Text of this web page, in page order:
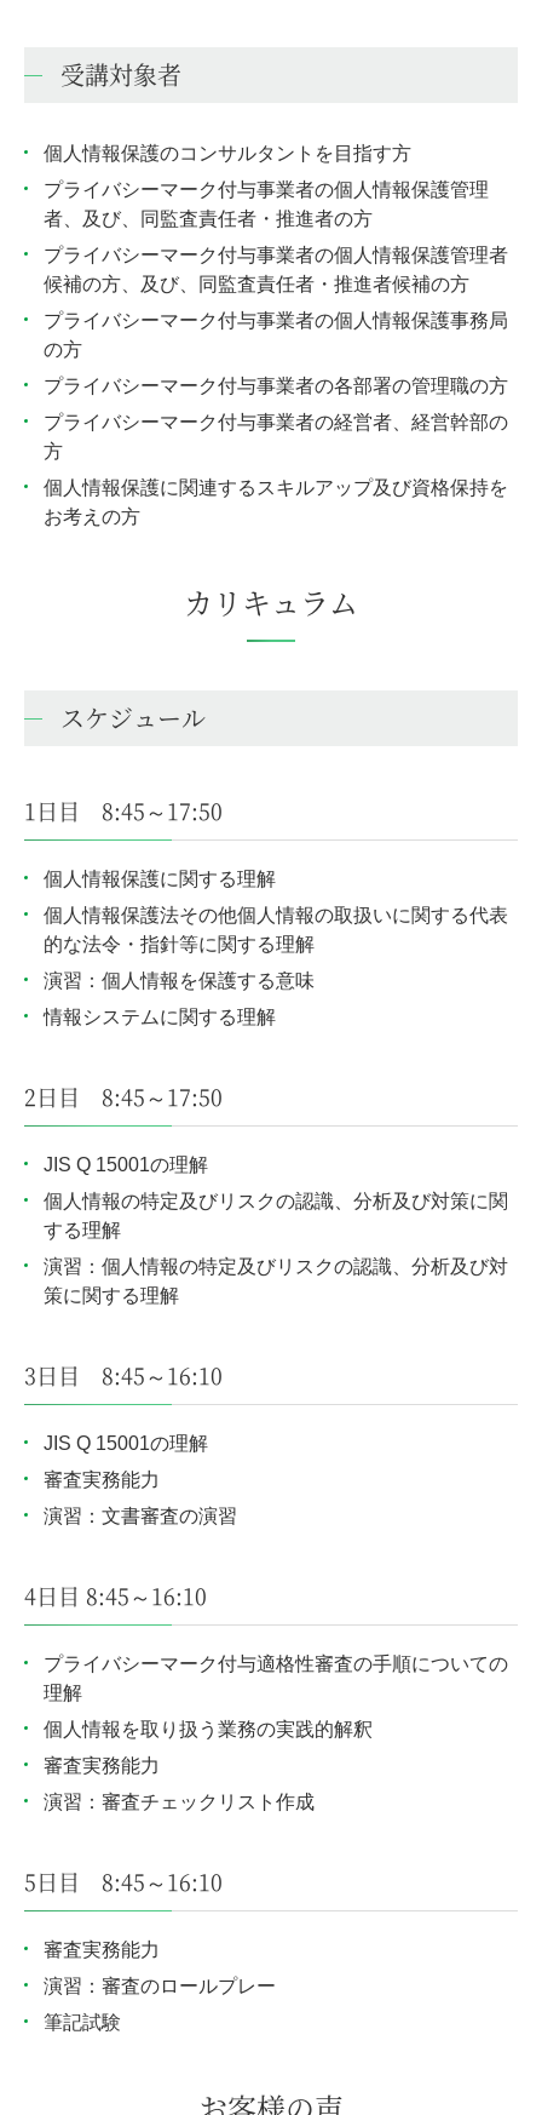
受講対象者
個人情報保護のコンサルタントを目指す方
プライバシーマーク付与事業者の個人情報保護管理
者、及び、同監査責任者・推進者の方
プライバシーマーク付与事業者の個人情報保護管理者
候補の方、及び、同監査責任者・推進者候補の方
プライバシーマーク付与事業者の個人情報保護事務局
の方
プライバシーマーク付与事業者の各部署の管理職の方
プライバシーマーク付与事業者の経営者、経営幹部の
方
個人情報保護に関連するスキルアップ及び資格保持を
お考えの方
カリキュラム
スケジュール
1日目 8:45～17:50
個人情報保護に関する理解
個人情報保護法その他個人情報の取扱いに関する代表
的な法令・指針等に関する理解
演習：個人情報を保護する意味
情報システムに関する理解
2日目 8:45～17:50
JIS Q 15001の理解
個人情報の特定及びリスクの認識、分析及び対策に関
する理解
演習：個人情報の特定及びリスクの認識、分析及び対
策に関する理解
3日目 8:45～16:10
JIS Q 15001の理解
審査実務能力
演習：文書審査の演習
4日目 8:45～16:10
プライバシーマーク付与適格性審査の手順についての
理解
個人情報を取り扱う業務の実践的解釈
審査実務能力
演習：審査チェックリスト作成
5日目 8:45～16:10
審査実務能力
演習：審査のロールプレー
筆記試験